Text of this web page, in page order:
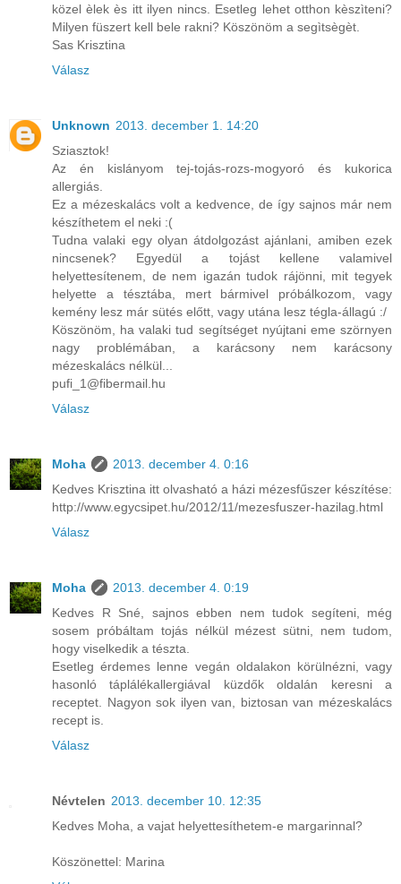
közel èlek ès itt ilyen nincs. Esetleg lehet otthon kèszìteni?
Milyen füszert kell bele rakni? Köszönöm a segìtsègèt.
Sas Krisztina
Válasz
Unknown 2013. december 1. 14:20
Sziasztok!
Az én kislányom tej-tojás-rozs-mogyoró és kukorica
allergiás.
Ez a mézeskalács volt a kedvence, de így sajnos már nem
készíthetem el neki :(
Tudna valaki egy olyan átdolgozást ajánlani, amiben ezek
nincsenek? Egyedül a tojást kellene valamivel
helyettesítenem, de nem igazán tudok rájönni, mit tegyek
helyette a tésztába, mert bármivel próbálkozom, vagy
kemény lesz már sütés előtt, vagy utána lesz tégla-állagú :/
Köszönöm, ha valaki tud segítséget nyújtani eme szörnyen
nagy problémában, a karácsony nem karácsony
mézeskalács nélkül...
pufi_1@fibermail.hu
Válasz
Moha
2013. december 4. 0:16
Kedves Krisztina itt olvasható a házi mézesfűszer készítése:
http://www.egycsipet.hu/2012/11/mezesfuszer-hazilag.html
Válasz
Moha
2013. december 4. 0:19
Kedves R Sné, sajnos ebben nem tudok segíteni, még
sosem próbáltam tojás nélkül mézest sütni, nem tudom,
hogy viselkedik a tészta.
Esetleg érdemes lenne vegán oldalakon körülnézni, vagy
hasonló táplálékallergiával küzdők oldalán keresni a
receptet. Nagyon sok ilyen van, biztosan van mézeskalács
recept is.
Válasz
Névtelen 2013. december 10. 12:35
Kedves Moha, a vajat helyettesíthetem-e margarinnal?
Köszönettel: Marina